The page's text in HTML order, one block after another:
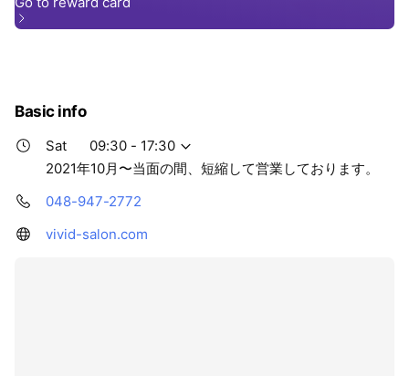
Basic info
Sat
09:30 - 17:30
2021年10月〜当面の間、短縮して営業しております。
048-947-2772
vivid-salon.com